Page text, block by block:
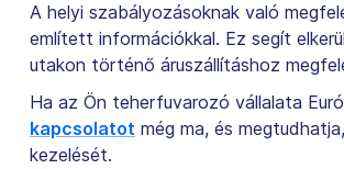
A helyi szabályozásoknak való
említett információkkal. Ez segít
utakon történő áruszállításhoz
Ha az Ön teherfuvarozó vállalata
kapcsolatot még ma, és
kezelését.